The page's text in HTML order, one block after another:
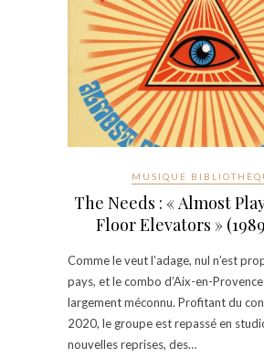
MUSIQUE
The Needs : « Almost
Floor Elevators »
Comme le veut l’adage, nul n’est
pays, et le combo d’Aix-en-
largement méconnu. Profitant du
2020, le groupe est repassé en
nouvelles reprises, des…